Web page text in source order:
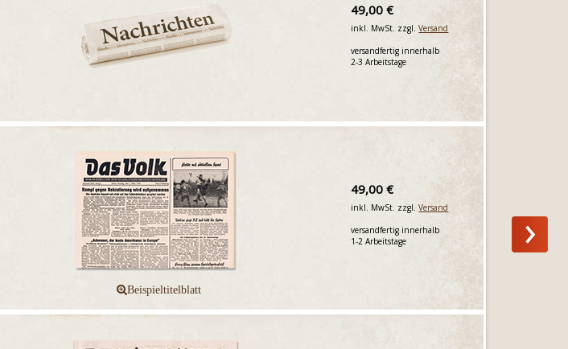
49,00 €
inkl. MwSt. zzgl.Versand
versandfertig innerhalb
2-3 Arbeitstage
49,00 €
inkl. MwSt. zzgl.Versand
versandfertig innerhalb
1-2 Arbeitstage